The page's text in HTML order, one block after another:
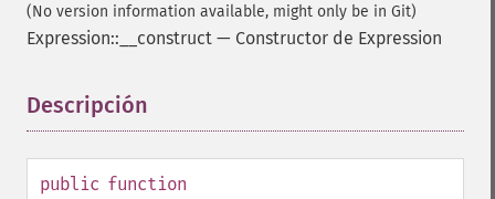
(No version information available, might only be in Git)
Expression::__construct — Constructor de Expression
Descripción
public function